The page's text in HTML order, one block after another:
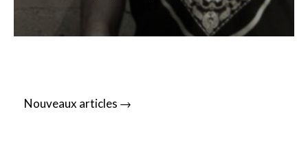
Posts
Nouveaux articles →